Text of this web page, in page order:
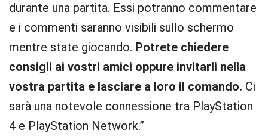
durante una partita. Essi potranno commentare
e i commenti saranno visibili sullo schermo
mentre state giocando. Potrete chiedere
consigli ai vostri amici oppure invitarli nella
vostra partita e lasciare a loro il comando. Ci
sarà una notevole connessione tra PlayStation
4 e PlayStation Network.”